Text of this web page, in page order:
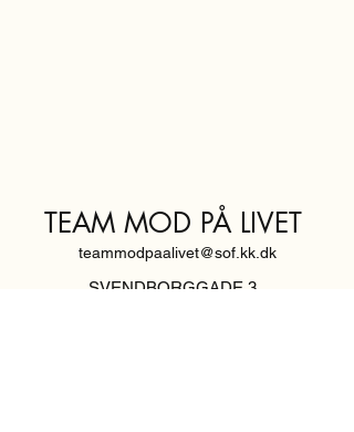
TEAM MOD PÅ LIVET
teammodpaalivet@sof.kk.dk
SVENDBORGGADE 3,